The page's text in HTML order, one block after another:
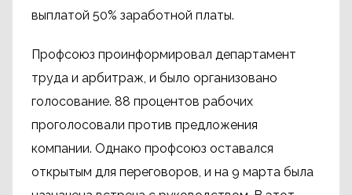
выплатой 50% заработной платы.
Профсоюз проинформировал департамент
труда и арбитраж, и было организовано
голосование. 88 процентов рабочих
проголосовали против предложения
компании. Однако профсоюз оставался
открытым для переговоров, и на 9 марта была